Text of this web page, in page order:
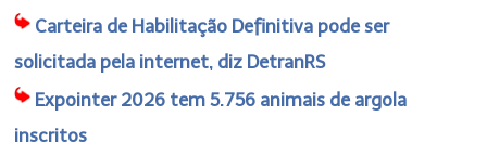
Carteira de Habilitação Definitiva pode ser
solicitada pela internet, diz DetranRS
Expointer 2026 tem 5.756 animais de argola
inscritos